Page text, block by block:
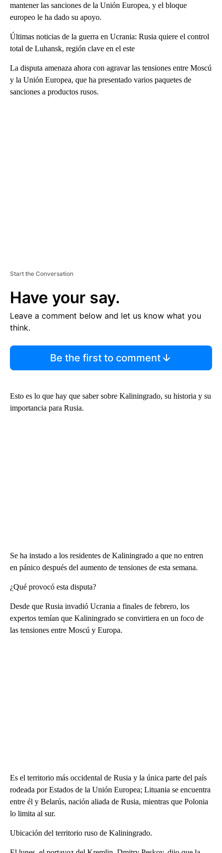
mantener las sanciones de la Unión Europea, y el bloque
europeo le ha dado su apoyo.
Últimas noticias de la guerra en Ucrania: Rusia quiere el control
total de Luhansk, región clave en el este
La disputa amenaza ahora con agravar las tensiones entre Moscú
y la Unión Europea, que ha presentado varios paquetes de
sanciones a productos rusos.
Start the Conversation
Have your say.
Leave a comment below and let us know what you
think.
Be the first to comment
Esto es lo que hay que saber sobre Kaliningrado, su historia y su
importancia para Rusia.
Se ha instado a los residentes de Kaliningrado a que no entren
en pánico después del aumento de tensiones de esta semana.
¿Qué provocó esta disputa?
Desde que Rusia invadió Ucrania a finales de febrero, los
expertos temían que Kaliningrado se convirtiera en un foco de
las tensiones entre Moscú y Europa.
Es el territorio más occidental de Rusia y la única parte del país
rodeada por Estados de la Unión Europea; Lituania se encuentra
entre él y Belarús, nación aliada de Rusia, mientras que Polonia
lo limita al sur.
Ubicación del territorio ruso de Kaliningrado.